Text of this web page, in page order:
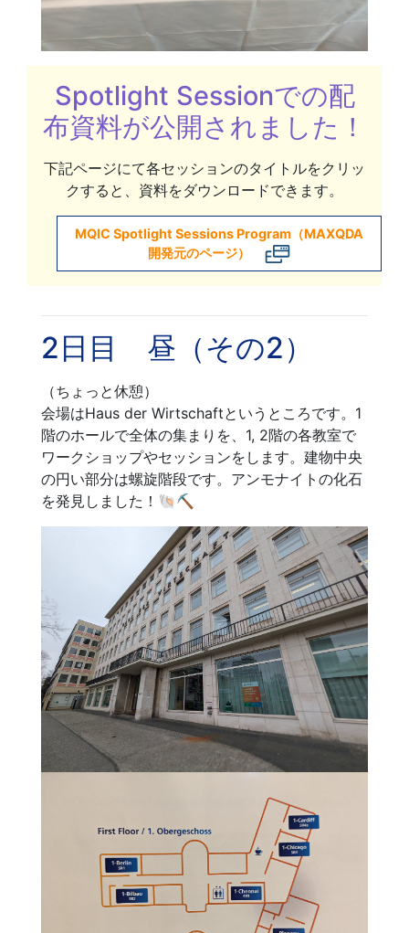
Spotlight Sessionでの配
布資料が公開されました！
下記ページにて各セッションのタイトルをクリッ
クすると、資料をダウンロードできます。
MQIC Spotlight Sessions Program（MAXQDA
開発元のページ）
2日目 昼（その2）
（ちょっと休憩）
会場はHaus der Wirtschaftというところです。1
階のホールで全体の集まりを、1, 2階の各教室で
ワークショップやセッションをします。建物中央
の円い部分は螺旋階段です。アンモナイトの化石
を発見しました！🐚⛏